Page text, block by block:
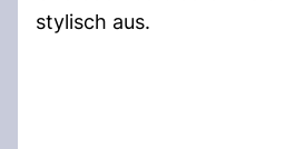
stylisch aus.